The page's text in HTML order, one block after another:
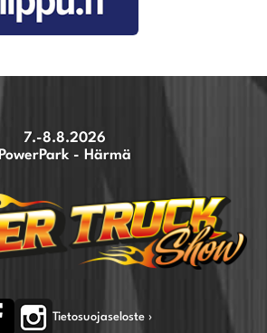
7.-8.8.2026
PowerPark - Härmä
Tietosuojaseloste ›